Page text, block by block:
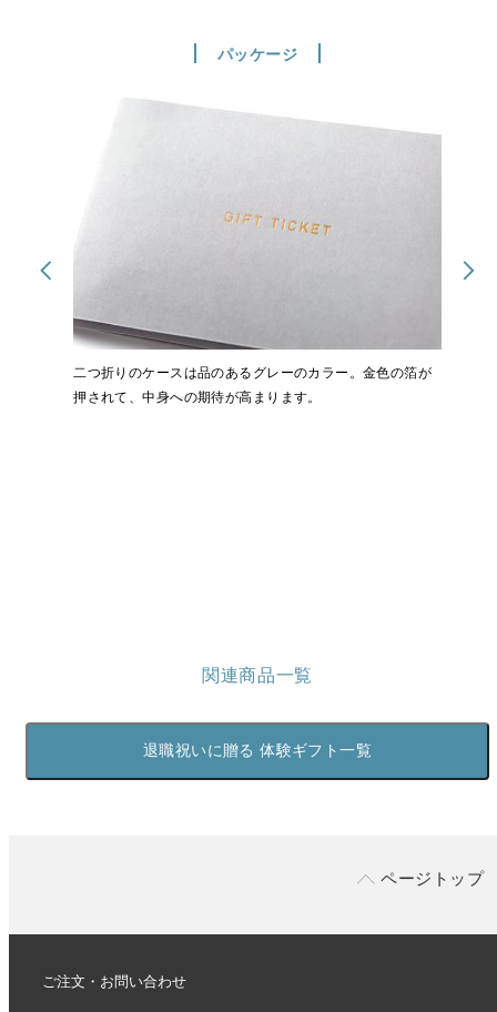
パッケージ
二つ折りのケースは品のあるグレーのカラー。金色の箔が
押されて、中身への期待が高まります。
関連商品一覧
退職祝いに贈る 体験ギフト一覧
ページトップ
ご注文・お問い合わせ